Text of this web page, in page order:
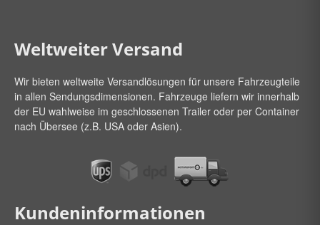
Weltweiter Versand
Wir bieten weltweite Versandlösungen für unsere Fahrzeugteile
in allen Sendungsdimensionen. Fahrzeuge liefern wir innerhalb
der EU wahlweise im geschlossenen Trailer oder per Container
nach Übersee (z.B. USA oder Asien).
Kundeninformationen